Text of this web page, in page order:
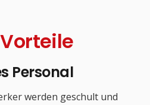
Personal
werden geschult und